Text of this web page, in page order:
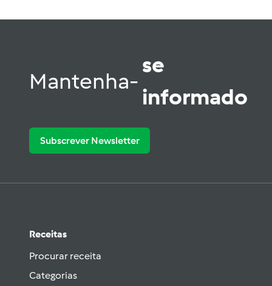
Mantenha-
se
informado
Subscrever Newsletter
Receitas
Procurar receita
Categorias